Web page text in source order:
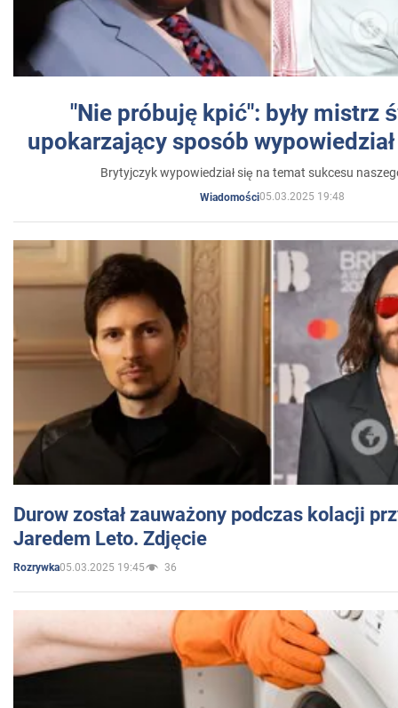
"Nie próbuję kpić": były mistrz
upokarzający sposób
Brytyjczyk wypowiedział się na temat sukcesu
Wiadomości05.03.2025 19:48
Durow został zauważony podczas kolacji
Jaredem Leto. Zdjęcie
Rozrywka05.03.2025 19:45 36